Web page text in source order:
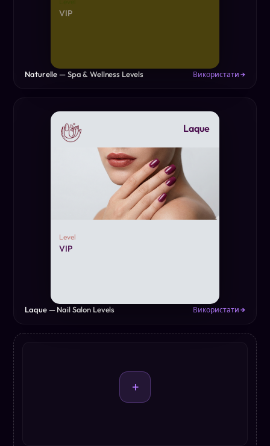
VIP
Naturelle — Spa & Wellness Levels Використати →
Laque
Level
VIP
Laque — Nail Salon Levels Використати →
+